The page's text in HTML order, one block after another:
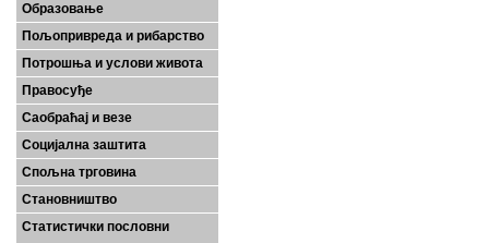
Образовање
Пољопривреда и рибарство
Потрошња и услови живота
Правосуђе
Саобраћај и везе
Социјална заштита
Спољна трговина
Становништво
Статистички пословни